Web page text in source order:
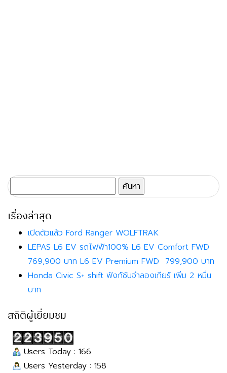
สำหรับ:
เรื่องล่าสุด
เปิดตัวแล้ว Ford Ranger WOLFTRAK
LEPAS L6 EV รถไฟฟ้า100% L6 EV Comfort FWD
769,900 บาท L6 EV Premium FWD 799,900 บาท
Honda Civic S+ shift ฟังก์ชันจำลองเกียร์ เพิ่ม 2 หมื่น
บาท
สถิติผู้เยี่ยมชม
Users Today : 166
Users Yesterday : 158